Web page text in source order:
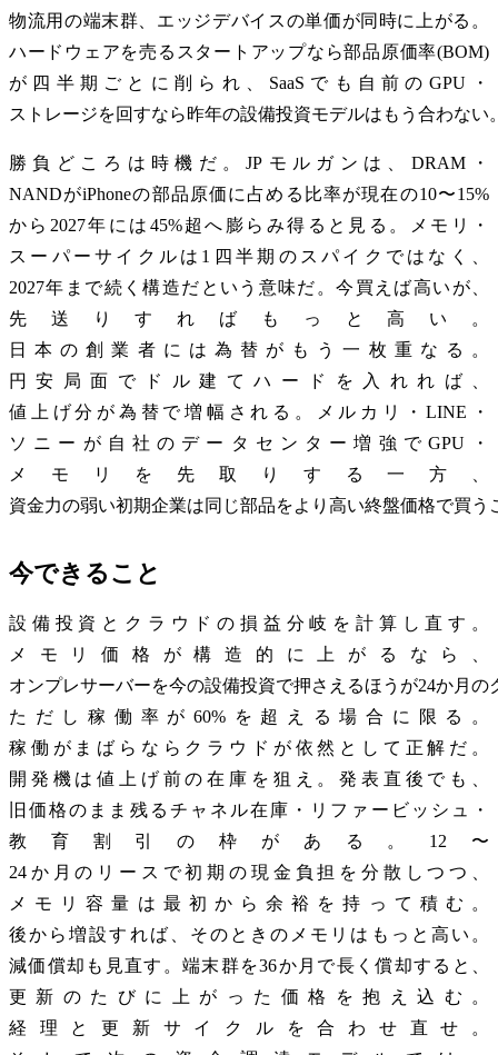
物流用の端末群、エッジデバイスの単価が同時に上がる。
ハードウェアを売るスタートアップなら部品原価率(BOM)
が四半期ごとに削られ、SaaSでも自前のGPU・
ストレージを回すなら昨年の設備投資モデルはもう合わない
勝負どころは時機だ。JPモルガンは、DRAM・
NANDがiPhoneの部品原価に占める比率が現在の10〜15%
から2027年には45%超へ膨らみ得ると見る。メモリ・
スーパーサイクルは1四半期のスパイクではなく、
2027年まで続く構造だという意味だ。今買えば高いが、
先送りすればもっと高い。
日本の創業者には為替がもう一枚重なる。
円安局面でドル建てハードを入れれば、
値上げ分が為替で増幅される。メルカリ・LINE・
ソニーが自社のデータセンター増強でGPU・
メモリを先取りする一方、
資金力の弱い初期企業は同じ部品をより高い終盤価格で買う
今できること
設備投資とクラウドの損益分岐を計算し直す。
メモリ価格が構造的に上がるなら、
オンプレサーバーを今の設備投資で押さえるほうが24か月
ただし稼働率が60%を超える場合に限る。
稼働がまばらならクラウドが依然として正解だ。
開発機は値上げ前の在庫を狙え。発表直後でも、
旧価格のまま残るチャネル在庫・リファービッシュ・
教育割引の枠がある。12〜
24か月のリースで初期の現金負担を分散しつつ、
メモリ容量は最初から余裕を持って積む。
後から増設すれば、そのときのメモリはもっと高い。
減価償却も見直す。端末群を36か月で長く償却すると、
更新のたびに上がった価格を抱え込む。
経理と更新サイクルを合わせ直せ。